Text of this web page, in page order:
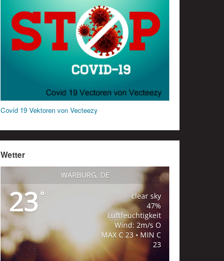
Covid 19 Vektoren von Vecteezy
Wetter
WARBURG, DE
23°
clear sky
47%
Luftfeuchtigkeit
Wind: 2m/s O
MAX C 23 • MIN C
23